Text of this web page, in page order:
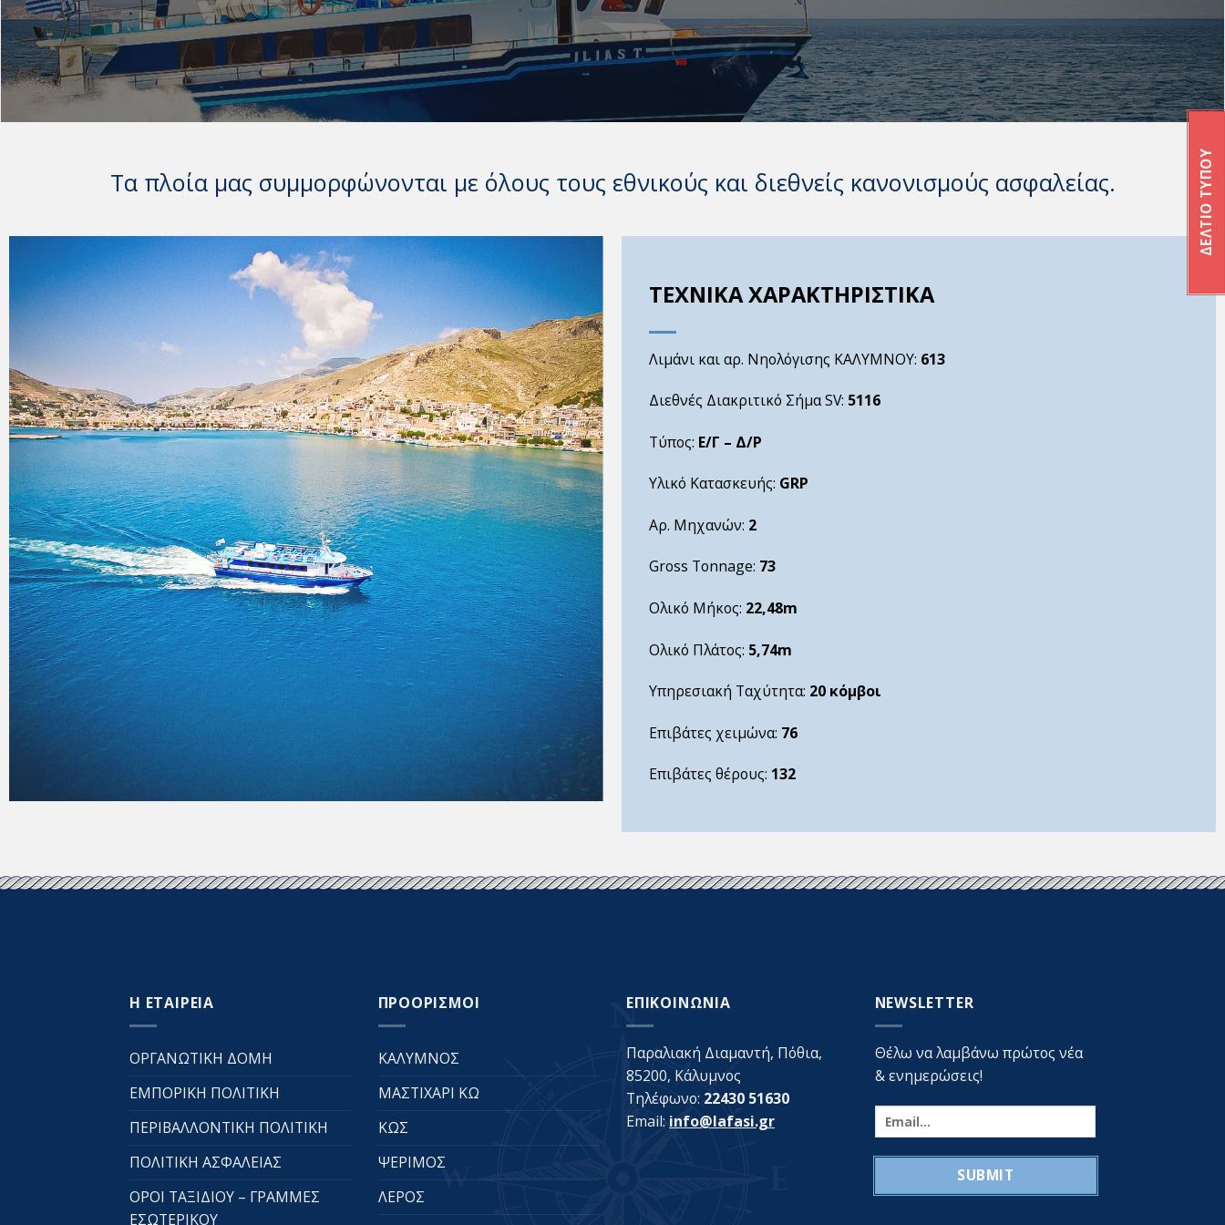
Τα πλοία μας συμμορφώνονται με όλους τους εθνικούς και διεθνείς κανονισμούς ασφαλείας.
ΤΕΧΝΙΚΑ ΧΑΡΑΚΤΗΡΙΣΤΙΚΑ
Λιμάνι και αρ. Νηολόγισης ΚΑΛΥΜΝΟΥ: 613
Διεθνές Διακριτικό Σήμα SV: 5116
Τύπος: Ε/Γ – Δ/Ρ
Υλικό Κατασκευής: GRP
Αρ. Μηχανών: 2
Gross Tonnage: 73
Ολικό Μήκος: 22,48m
Ολικό Πλάτος: 5,74m
Υπηρεσιακή Ταχύτητα: 20 κόμβοι
Επιβάτες χειμώνα: 76
Επιβάτες θέρους: 132
Η ΕΤΑΙΡΕΙΑ
ΟΡΓΑΝΩΤΙΚΗ ΔΟΜΗ
ΕΜΠΟΡΙΚΗ ΠΟΛΙΤΙΚΗ
ΠΕΡΙΒΑΛΛΟΝΤΙΚΗ ΠΟΛΙΤΙΚΗ
ΠΟΛΙΤΙΚΗ ΑΣΦΑΛΕΙΑΣ
ΟΡΟΙ ΤΑΞΙΔΙΟΥ – ΓΡΑΜΜΕΣ
ΕΣΩΤΕΡΙΚΟΥ
ΠΡΟΟΡΙΣΜΟΙ
ΚΑΛΥΜΝΟΣ
ΜΑΣΤΙΧΑΡΙ ΚΩ
ΚΩΣ
ΨΕΡΙΜΟΣ
ΛΕΡΟΣ
ΕΠΙΚΟΙΝΩΝΙΑ
Παραλιακή Διαμαντή, Πόθια,
85200, Κάλυμνος
Τηλέφωνο: 22430 51630
Email: info@lafasi.gr
NEWSLETTER
Θέλω να λαμβάνω πρώτος νέα
& ενημερώσεις!
ΔΕΛΤΙΟ ΤΥΠΟΥ